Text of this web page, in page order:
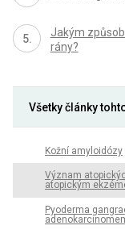
Jakým
rány?
Všetky články
Kožní amyloidózy
Význam
atopickým
Pyoderma